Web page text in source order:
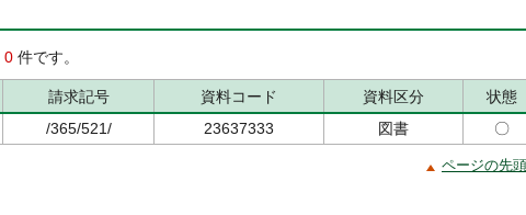
0 件です。
請求記号 資料コード 資料区分
状態
/365/521/ 23637333 図書 〇
ページの先